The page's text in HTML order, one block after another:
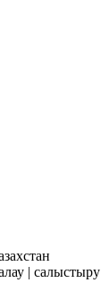
| салыстыру